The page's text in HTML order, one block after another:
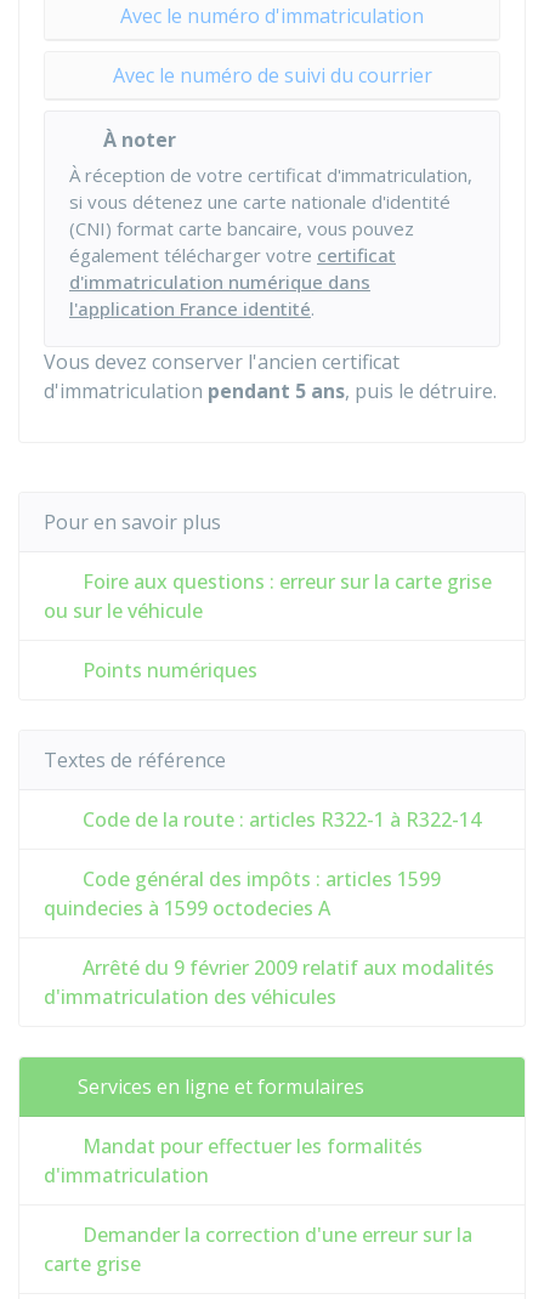
Avec le numéro d'immatriculation
Avec le numéro de suivi du courrier
À noter
À réception de votre certificat d'immatriculation,
si vous détenez une carte nationale d'identité
(CNI) format carte bancaire, vous pouvez
également télécharger votre certificat
d'immatriculation numérique dans
l'application France identité.
Vous devez conserver l'ancien certificat
d'immatriculation pendant 5 ans, puis le détruire.
Pour en savoir plus
Foire aux questions : erreur sur la carte grise
ou sur le véhicule
Points numériques
Textes de référence
Code de la route : articles R322-1 à R322-14
Code général des impôts : articles 1599
quindecies à 1599 octodecies A
Arrêté du 9 février 2009 relatif aux modalités
d'immatriculation des véhicules
Services en ligne et formulaires
Mandat pour effectuer les formalités
d'immatriculation
Demander la correction d'une erreur sur la
carte grise